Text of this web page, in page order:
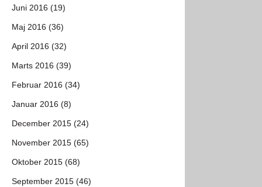
Juni 2016 (19)
Maj 2016 (36)
April 2016 (32)
Marts 2016 (39)
Februar 2016 (34)
Januar 2016 (8)
December 2015 (24)
November 2015 (65)
Oktober 2015 (68)
September 2015 (46)